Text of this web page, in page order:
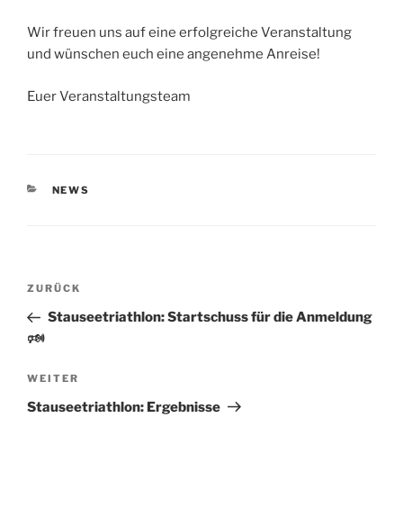
Wir freuen uns auf eine erfolgreiche Veranstaltung
und wünschen euch eine angenehme Anreise!
Euer Veranstaltungsteam
KATEGORIEN
NEWS
Beitragsnavigation
Vorheriger
Beitrag
ZURÜCK
Stauseetriathlon: Startschuss für die Anmeldung
🕬
Nächster
Beitrag
WEITER
Stauseetriathlon: Ergebnisse